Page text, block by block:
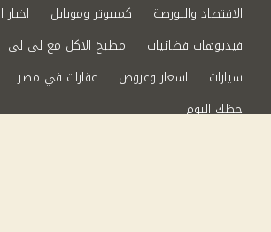
الاقتصاد والبورصة
كمبيوتر وموبايل
فيديوهات فضائيات
مطبخ الاكل مع لى لى
سيارات
اسعار وعروض عقارات في مصر
حظك اليوم